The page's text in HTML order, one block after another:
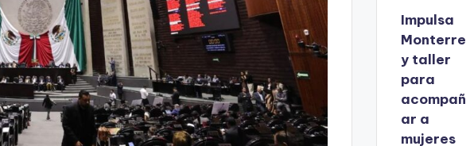
Impulsa
Monterre
y taller
para
acompañ
ar a
mujeres